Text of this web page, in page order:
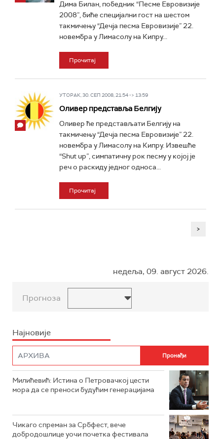
Дима Билан, победник “Песме Евровизије
2008”, биће специјални гост на шестом
такмичењу “Дечја песма Евровизије” 22.
новембра у Лимасолу на Кипру...
Прочитај
УТОРАК, 30. СЕП 2008, 21:54 -> 13:59
Оливер представља Белгију
Оливер ће представљати Белгију на
такмичењу “Дечја песма Евровизије” 22.
новембра у Лимасолу на Кипру. Извешће
“Shut up”, симпатичну рок песму у којој је
реч о раскиду једног односа...
Прочитај
>
недеља, 09. август 2026.
Прогноза
Најновије
Милићевић: Истина о Петровачкој цести
мора да се преноси будућим генерацијама
Чикаго спреман за Србфест, вече
добродошлице уочи почетка фестивала